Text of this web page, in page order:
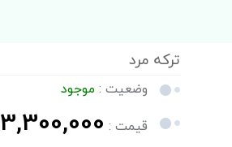
ترکه مرد
وضعیت : موجود
قیمت : 3,300,000 ریال